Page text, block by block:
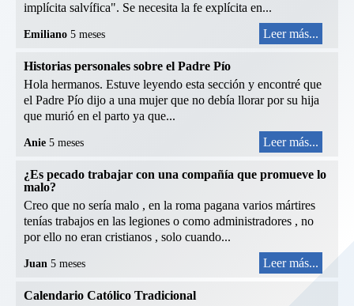
implícita salvífica". Se necesita la fe explícita en...
Emiliano 5 meses Leer más...
Historias personales sobre el Padre Pío
Hola hermanos. Estuve leyendo esta sección y encontré que
el Padre Pío dijo a una mujer que no debía llorar por su hija
que murió en el parto ya que...
Anie 5 meses Leer más...
¿Es pecado trabajar con una compañía que promueve lo
malo?
Creo que no sería malo , en la roma pagana varios mártires
tenías trabajos en las legiones o como administradores , no
por ello no eran cristianos , solo cuando...
Juan 5 meses Leer más...
Calendario Católico Tradicional